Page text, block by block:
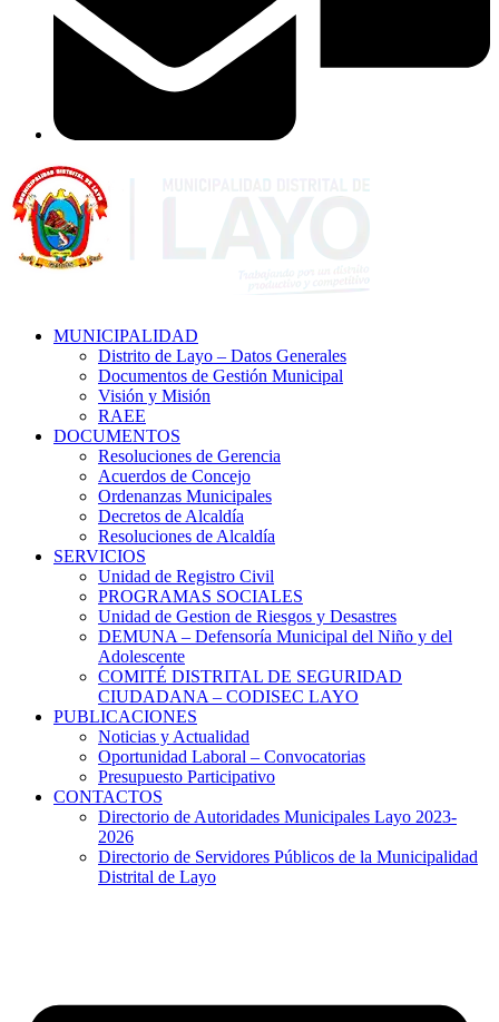
MUNICIPALIDAD
Distrito de Layo – Datos Generales
Documentos de Gestión Municipal
Visión y Misión
RAEE
DOCUMENTOS
Resoluciones de Gerencia
Acuerdos de Concejo
Ordenanzas Municipales
Decretos de Alcaldía
Resoluciones de Alcaldía
SERVICIOS
Unidad de Registro Civil
PROGRAMAS SOCIALES
Unidad de Gestion de Riesgos y Desastres
DEMUNA – Defensoría Municipal del Niño y del
Adolescente
COMITÉ DISTRITAL DE SEGURIDAD
CIUDADANA – CODISEC LAYO
PUBLICACIONES
Noticias y Actualidad
Oportunidad Laboral – Convocatorias
Presupuesto Participativo
CONTACTOS
Directorio de Autoridades Municipales Layo 2023-
2026
Directorio de Servidores Públicos de la Municipalidad
Distrital de Layo